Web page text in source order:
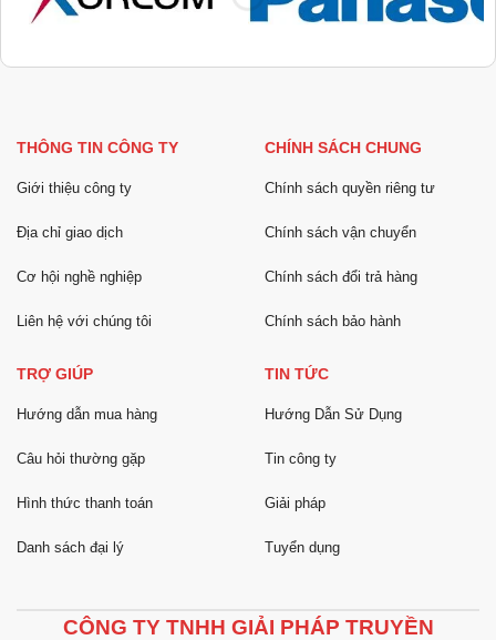
THÔNG TIN CÔNG TY
Giới thiệu công ty
Địa chỉ giao dịch
Cơ hội nghề nghiệp
Liên hệ với chúng tôi
CHÍNH SÁCH CHUNG
Chính sách quyền riêng tư
Chính sách vận chuyển
Chính sách đổi trả hàng
Chính sách bảo hành
TRỢ GIÚP
Hướng dẫn mua hàng
Câu hỏi thường gặp
Hình thức thanh toán
Danh sách đại lý
TIN TỨC
Hướng Dẫn Sử Dụng
Tin công ty
Giải pháp
Tuyển dụng
CÔNG TY TNHH GIẢI PHÁP TRUYỀN